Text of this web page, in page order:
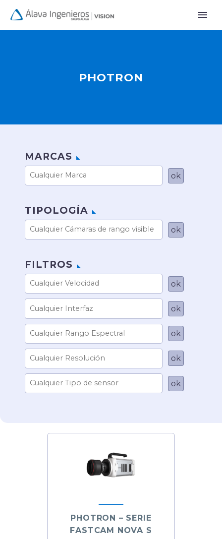
PHOTRON
PHOTRON – SERIE
FASTCAM NOVA S
MARCAS
TIPOLOGÍA
FILTROS